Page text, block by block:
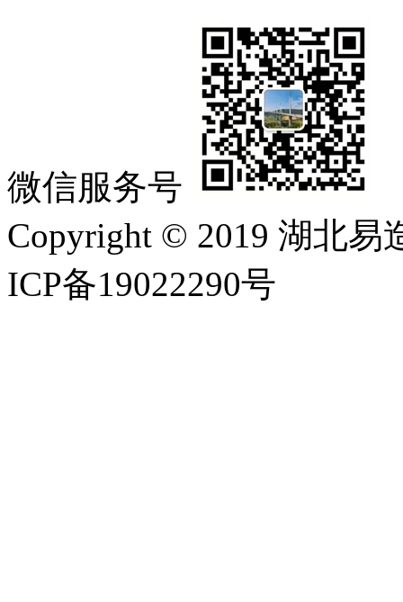
微信服务号
Copyright © 2019 湖北易
ICP备19022290号